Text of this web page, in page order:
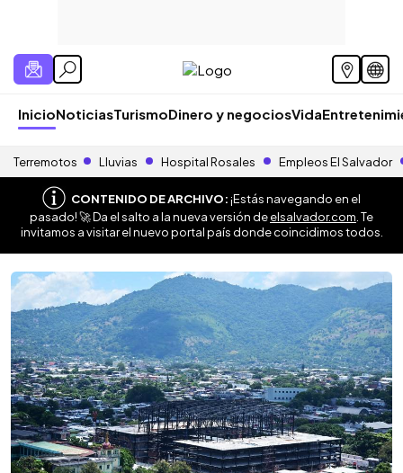
InicioNoticiasTurismoDinero y negociosVida
Terremotos Lluvias Hospital Rosales Empleos El Salvador
CONTENIDO DE ARCHIVO:¡Estás navegando en el
pasado! 🚀 Da el salto a la nueva versión deelsalvador.com . Te
invitamos a visitar el nuevo portal país donde coincidimos todos.